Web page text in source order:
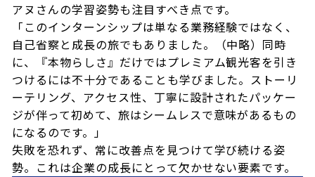
アヌさんの学習姿勢も注目すべき点です。
「このインターンシップは単なる業務経験ではなく、
自己省察と成長の旅でもありました。（中略）同時
に、『本物らしさ』だけではプレミアム観光客を引き
つけるには不十分であることも学びました。ストーリ
ーテリング、アクセス性、丁寧に設計されたパッケー
ジが伴って初めて、旅はシームレスで意味があるもの
になるのです。」
失敗を恐れず、常に改善点を見つけて学び続ける姿
勢。これは企業の成長にとって欠かせない要素です。